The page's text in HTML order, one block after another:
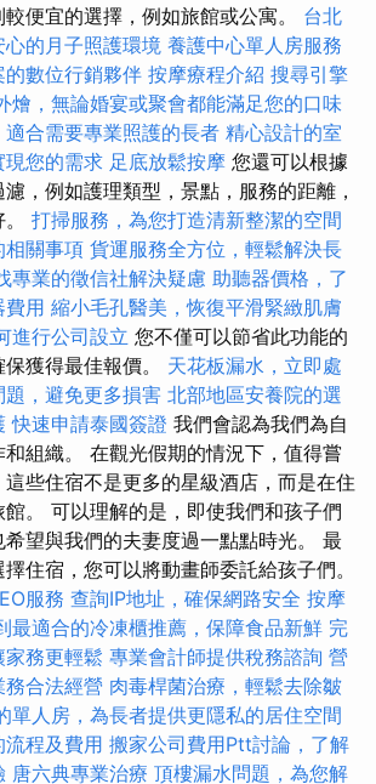
便宜的選擇，例如旅館或公寓。 台北
的月子照護環境 養護中心單人房服務
數位行銷夥伴 按摩療程介紹 搜尋引擎
燴，無論婚宴或聚會都能滿足您的口味
合需要專業照護的長者 精心設計的室
現您的需求 足底放鬆按摩 您還可以根據
，例如護理類型，景點，服務的距離，
打掃服務，為您打造清新整潔的空間
相關事項 貨運服務全方位，輕鬆解決長
專業的徵信社解決疑慮 助聽器價格，了
費用 縮小毛孔醫美，恢復平滑緊緻肌膚
進行公司設立 您不僅可以節省此功能的
獲得最佳報價。 天花板漏水，立即處
，避免更多損害 北部地區安養院的選
快速申請泰國簽證 我們會認為我們為自
組織。 在觀光假期的情況下，值得嘗
些住宿不是更多的星級酒店，而是在住
。 可以理解的是，即使我們和孩子們
望與我們的夫妻度過一點點時光。 最
住宿，您可以將動畫師委託給孩子們。
服務 查詢IP地址，確保網路安全 按摩
最適合的冷凍櫃推薦，保障食品新鮮 完
務更輕鬆 專業會計師提供稅務諮詢 營
務合法經營 肉毒桿菌治療，輕鬆去除皺
單人房，為長者提供更隱私的居住空間
程及費用 搬家公司費用Ptt討論，了解
唐六典專業治療 頂樓漏水問題，為您解